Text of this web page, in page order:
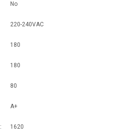
No
220-240VAC
180
180
80
A+
1620